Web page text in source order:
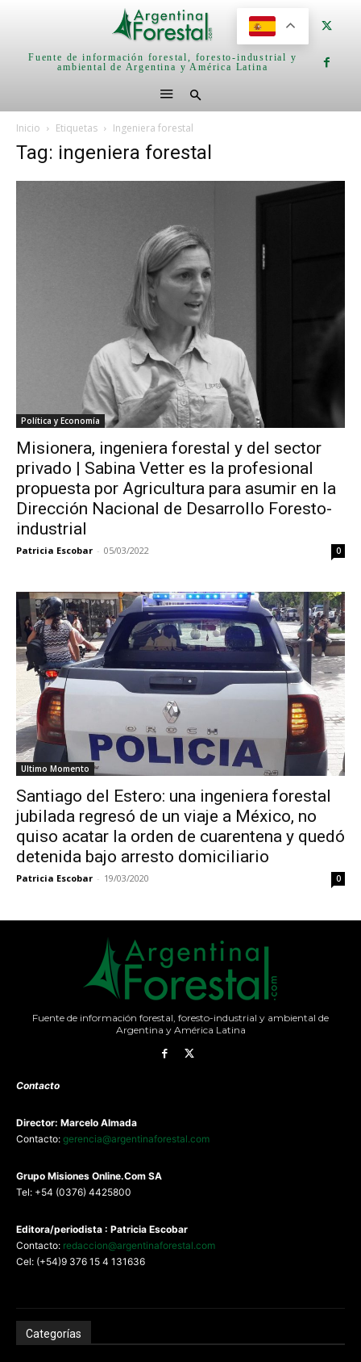
Fuente de información forestal, foresto-industrial y
ambiental de Argentina y América Latina
Inicio Etiquetas Ingeniera forestal
Tag: ingeniera forestal
Política y Economía
Misionera, ingeniera forestal y del sector
privado | Sabina Vetter es la profesional
propuesta por Agricultura para asumir en la
Dirección Nacional de Desarrollo Foresto-
industrial
Patricia Escobar - 05/03/2022 0
Ultimo Momento
Santiago del Estero: una ingeniera forestal
jubilada regresó de un viaje a México, no
quiso acatar la orden de cuarentena y quedó
detenida bajo arresto domiciliario
Patricia Escobar - 19/03/2020 0
Fuente de información forestal, foresto-industrial y ambiental de
Argentina y América Latina
Contacto
Director: Marcelo Almada
Contacto: gerencia@argentinaforestal.com
Grupo Misiones Online.Com SA
Tel: +54 (0376) 4425800
Editora/periodista : Patricia Escobar
Contacto: redaccion@argentinaforestal.com
Cel: (+54)9 376 15 4 131636
Categorías